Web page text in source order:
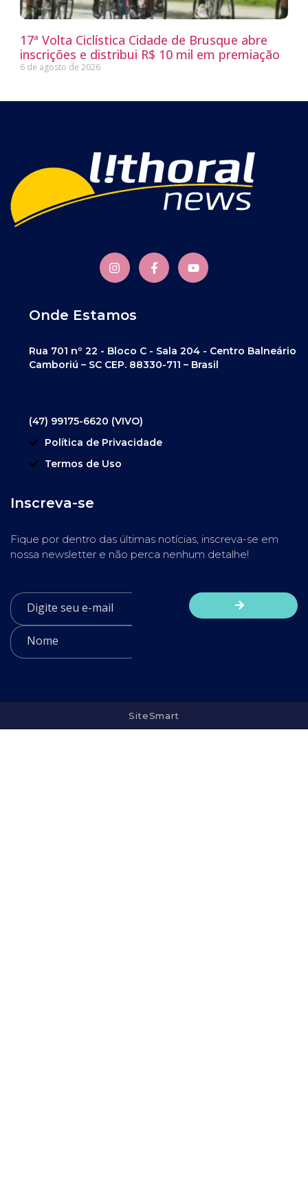
17ª Volta Ciclística Cidade de Brusque abre
inscrições e distribui R$ 10 mil em premiação
6 de agosto de 2026
Onde Estamos
Rua 701 nº 22 - Bloco C - Sala 204 - Centro Balneário
Camboriú – SC CEP. 88330-711 – Brasil
(47) 99175-6620 (VIVO)
Política de Privacidade
Termos de Uso
Inscreva-se
Fique por dentro das últimas notícias, inscreva-se em
nossa newsletter e não perca nenhum detalhe!
SiteSmart